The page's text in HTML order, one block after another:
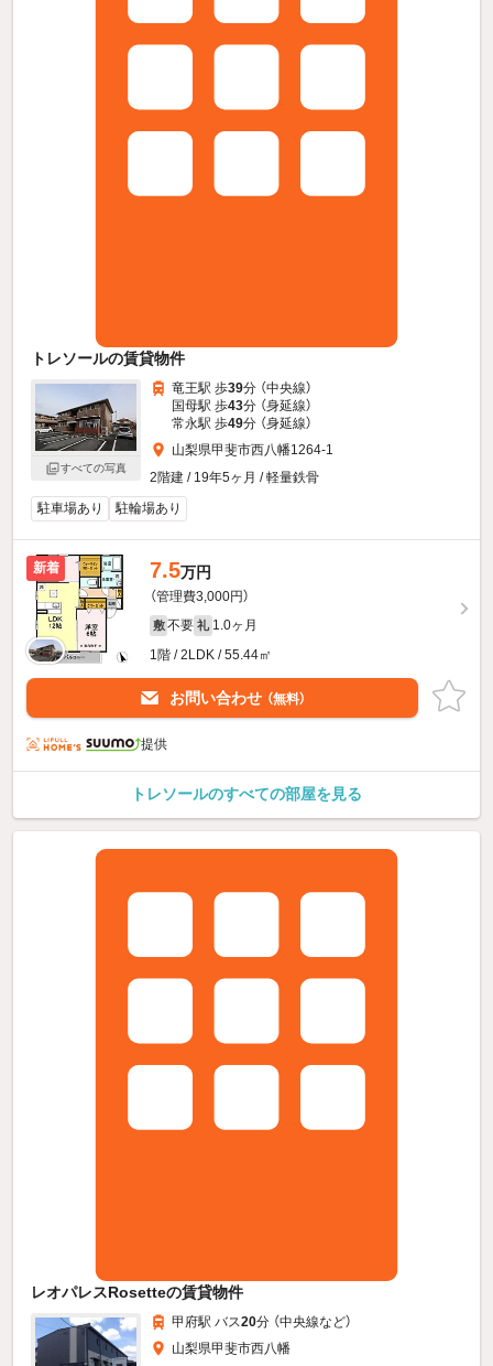
トレソールの賃貸物件
すべての写真
竜王駅 歩39分 （中央線）
国母駅 歩43分 （身延線）
常永駅 歩49分 （身延線）
山梨県甲斐市西八幡1264-1
2階建 / 19年5ヶ月 / 軽量鉄骨
駐車場あり
駐輪場あり
新着 7.5万円
（管理費3,000円）
敷 不要 礼 1.0ヶ月
1階 / 2LDK / 55.44㎡
お問い合わせ （無料）
提供
トレソールのすべての部屋を見る
レオパレスRosetteの賃貸物件
甲府駅 バス20分 （中央線など）
山梨県甲斐市西八幡